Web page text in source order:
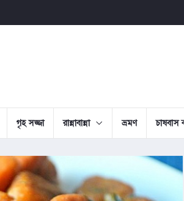
গৃহ সজ্জা রান্নাবান্না ভ্রমণ চাষবাস